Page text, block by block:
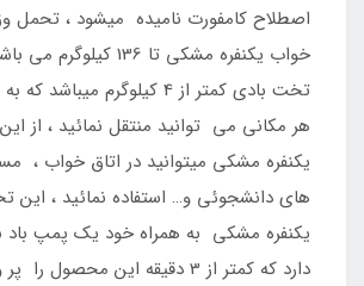
اصطلاح کامفورت نامیده میشود ، تحمل
خواب یکنفره مشکی تا 136
تخت بادی کمتر از 4 کیلوگرم
هر مکانی می توانید منتقل نمائید ، از
یکنفره مشکی میتوانید در اتاق خواب ،
های دانشجوئی و… استفاده نمائید ،
یکنفره مشکی به همراه خود یک پمپ باد
دارد که کمتر از 3 دقیقه این